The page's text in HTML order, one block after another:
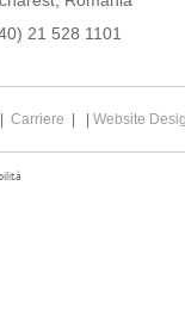
21 528 1101
Carriere Website